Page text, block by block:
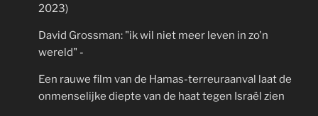
2023)
David Grossman: "ik wil niet meer leven in zo'n
wereld" -
Een rauwe film van de Hamas-terreuraanval laat de
onmenselijke diepte van de haat tegen Israël zien